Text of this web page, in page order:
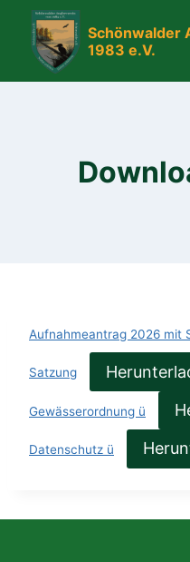
Inhalt
springen
Schönwalder
1983 e.V.
Aufnahmeantrag 2026 mit
Satzung
Gewässerordnung ü
Datenschutz ü